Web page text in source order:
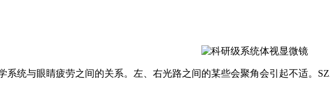
系统与眼睛疲劳之间的关系。左、右光路之间的某些会聚角会引起不适。